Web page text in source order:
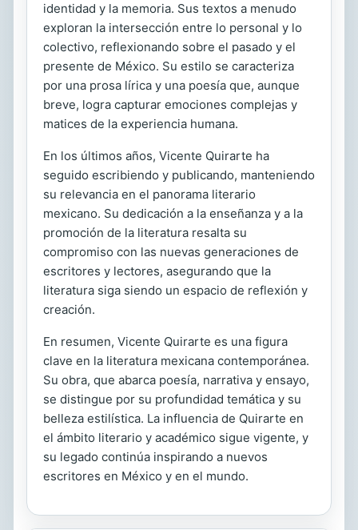
identidad y la memoria. Sus textos a menudo
exploran la intersección entre lo personal y lo
colectivo, reflexionando sobre el pasado y el
presente de México. Su estilo se caracteriza
por una prosa lírica y una poesía que, aunque
breve, logra capturar emociones complejas y
matices de la experiencia humana.
En los últimos años, Vicente Quirarte ha
seguido escribiendo y publicando, manteniendo
su relevancia en el panorama literario
mexicano. Su dedicación a la enseñanza y a la
promoción de la literatura resalta su
compromiso con las nuevas generaciones de
escritores y lectores, asegurando que la
literatura siga siendo un espacio de reflexión y
creación.
En resumen, Vicente Quirarte es una figura
clave en la literatura mexicana contemporánea.
Su obra, que abarca poesía, narrativa y ensayo,
se distingue por su profundidad temática y su
belleza estilística. La influencia de Quirarte en
el ámbito literario y académico sigue vigente, y
su legado continúa inspirando a nuevos
escritores en México y en el mundo.